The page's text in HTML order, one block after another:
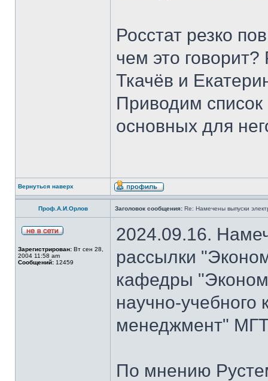
Росстат резко
чем это
Ткачёв и
Приводим
основных для
Вернуться наверх
Проф.А.И.Орлов Заголовок сообщения: Re: Намечены выпуски
Зарегистрирован: Вт сен 28,
2004 11:58 am
Сообщений: 12459
2024.09.16.
рассылки
кафедры
научно-
менеджмент"
По мнению